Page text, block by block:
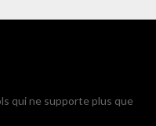
qui ne supporte plus que